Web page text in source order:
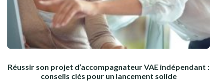
Réussir son projet d’accompagnateur VAE indépendant :
conseils clés pour un lancement solide